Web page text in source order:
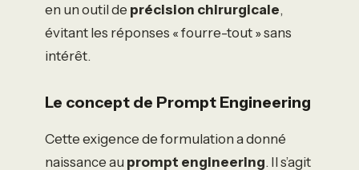
en un outil de précision chirurgicale,
évitant les réponses « fourre-tout » sans
intérêt.
Le concept de Prompt Engineering
Cette exigence de formulation a donné
naissance au prompt engineering. Il s’agit